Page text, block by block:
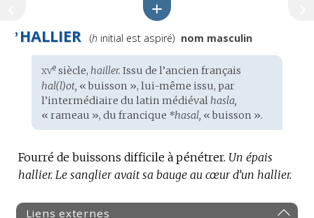
’ HALLIER
Prononciation
(hinitial est aspiré) nom masculin
Étymologie
:
xvesiècle, hailler. Issu de l’ancien français
hal(l)ot, « buisson », lui-même issu, par
l’intermédiaire du latin médiévalhasla,
« rameau », du francique *hasal, « buisson ».
Fourré de buissons difficile à pénétrer. Un épais
hallier. Le sanglier avait sa bauge au cœur d’un hallier.
Liens externes